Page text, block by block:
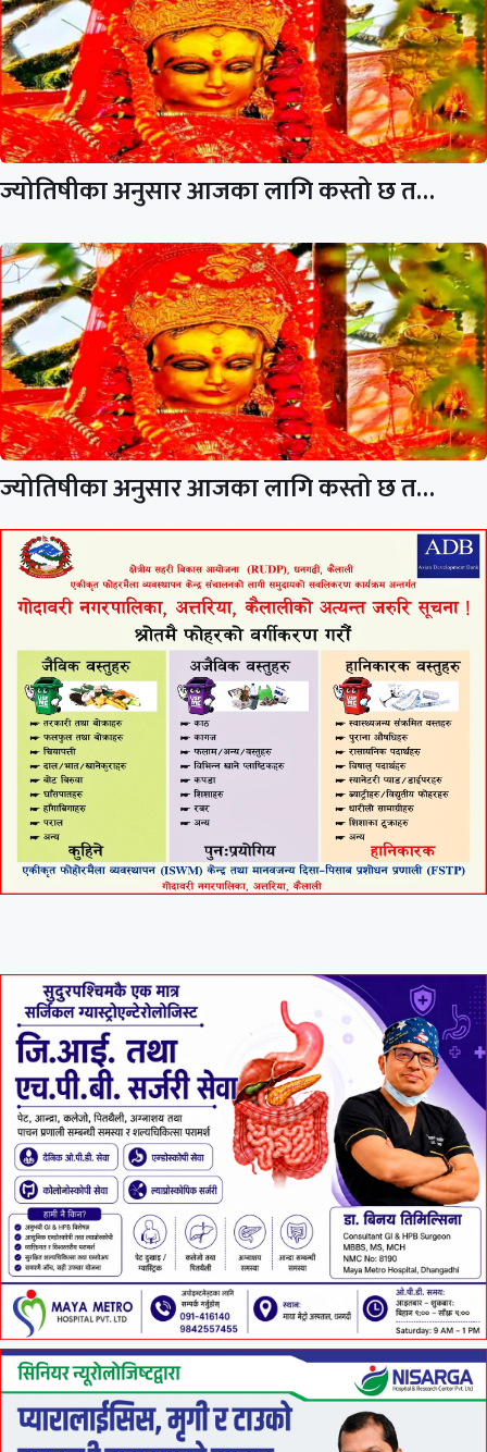
ज्योतिषीका अनुसार आजका लागि कस्तो छ त…
ज्योतिषीका अनुसार आजका लागि कस्तो छ त…